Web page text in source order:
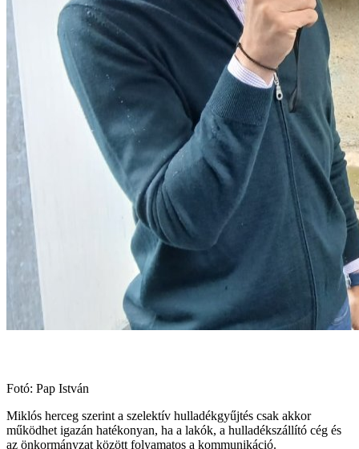
Fotó: Pap István
Miklós herceg szerint a szelektív hulladékgyűjtés csak akkor
működhet igazán hatékonyan, ha a lakók, a hulladékszállító cég és
az önkormányzat között folyamatos a kommunikáció.